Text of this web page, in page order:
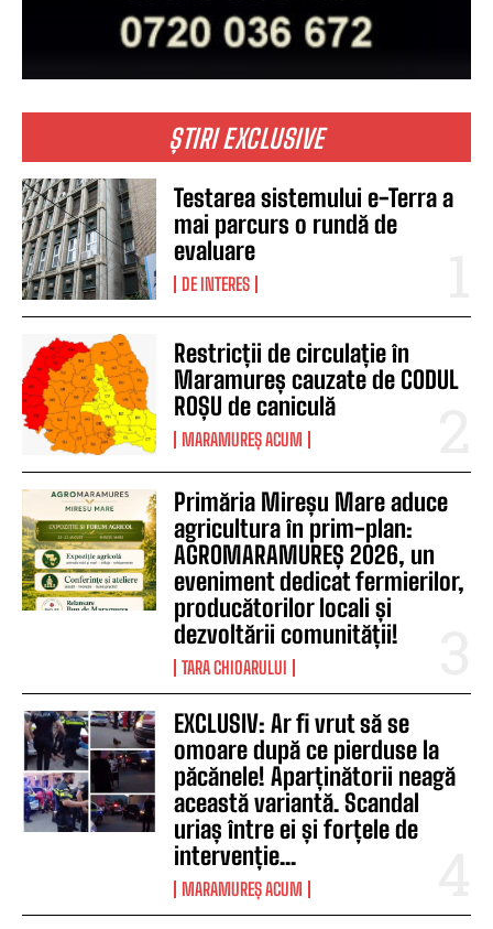
ȘTIRI EXCLUSIVE
Testarea sistemului e-Terra a
mai parcurs o rundă de
evaluare
DE INTERES
Restricții de circulație în
Maramureș cauzate de CODUL
ROȘU de caniculă
MARAMUREȘ ACUM
Primăria Mireșu Mare aduce
agricultura în prim-plan:
AGROMARAMUREȘ 2026, un
eveniment dedicat fermierilor,
producătorilor locali și
dezvoltării comunității!
TARA CHIOARULUI
EXCLUSIV: Ar fi vrut să se
omoare după ce pierduse la
păcănele! Aparținătorii neagă
această variantă. Scandal
uriaș între ei și forțele de
intervenție...
MARAMUREȘ ACUM